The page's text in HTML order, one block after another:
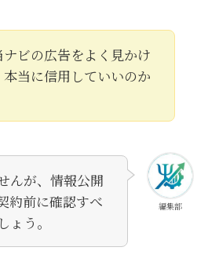
ビの広告をよく見かけ
本当に信用していいのか
編集部
んが、情報公開
約前に確認すべ
ょう。